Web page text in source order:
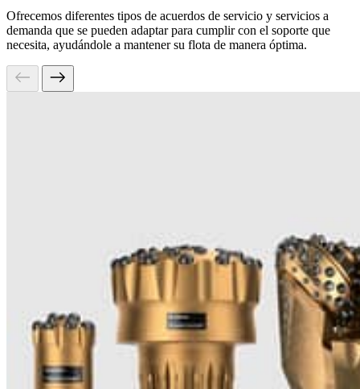
Ofrecemos diferentes tipos de acuerdos de servicio y servicios a
demanda que se pueden adaptar para cumplir con el soporte que
necesita, ayudándole a mantener su flota de manera óptima.